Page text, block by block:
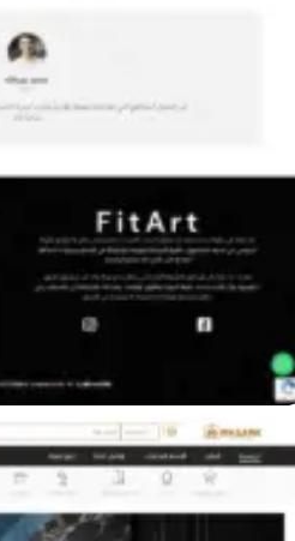
متجر شركة FitArt